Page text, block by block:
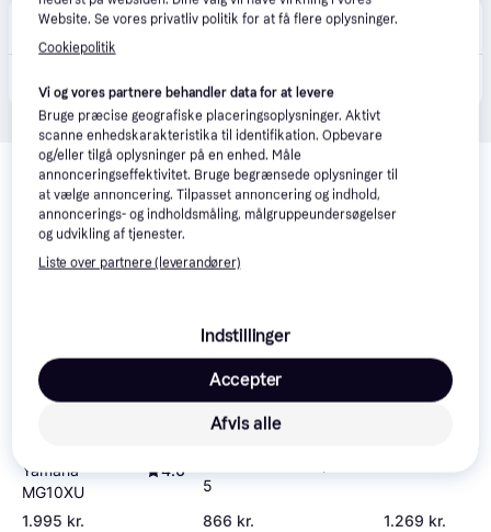
Scandinavian Photo 5.0(2)
Relaterede produkter
Se vores forslag til andre produkter, der matcher dine
interesser. Vis alle
Yamaha
MG10XU
4.6
1.995 kr.
5
866 kr.
1.269 kr.
Website. Se vores privatliv politik for at få flere oplysninger.
Cookiepolitik
Vi og vores partnere behandler data for at levere
Bruge præcise geografiske placeringsoplysninger. Aktivt
scanne enhedskarakteristika til identifikation. Opbevare
og/eller tilgå oplysninger på en enhed. Måle
annonceringseffektivitet. Bruge begrænsede oplysninger til
at vælge annoncering. Tilpasset annoncering og indhold,
annoncerings- og indholdsmåling, målgruppeundersøgelser
og udvikling af tjenester.
Liste over partnere (leverandører)
Indstillinger
Afvis alle
Accepter